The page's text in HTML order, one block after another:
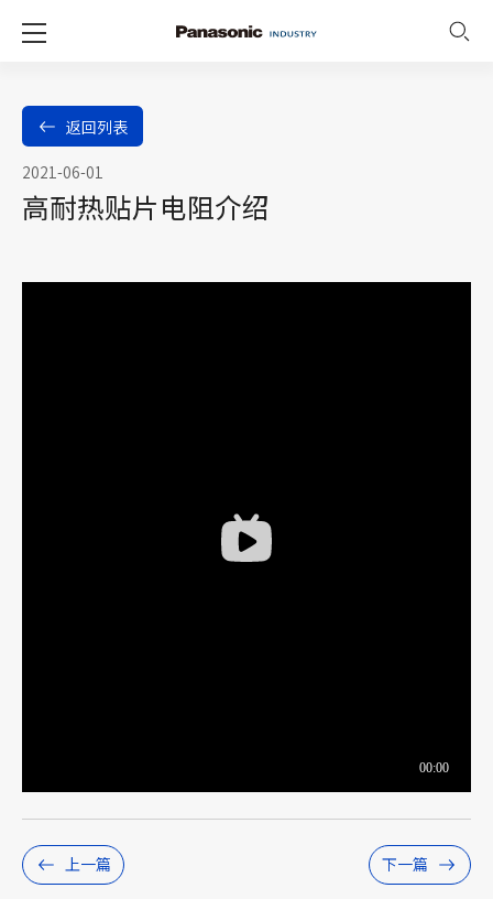
返回列表
2021-06-01
高耐热贴片电阻介绍
上一篇 下一篇